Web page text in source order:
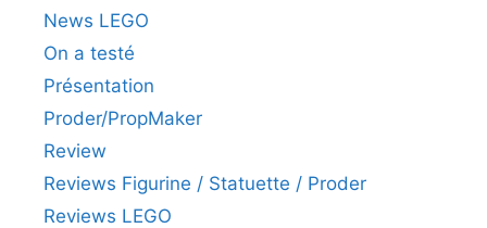
News LEGO
On a testé
Présentation
Proder/PropMaker
Review
Reviews Figurine / Statuette / Proder
Reviews LEGO